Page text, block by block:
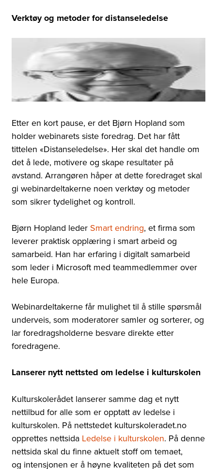
Verktøy og metoder for distanseledelse
Etter en kort pause, er det Bjørn Hopland som
holder webinarets siste foredrag. Det har fått
tittelen «Distanseledelse». Her skal det handle om
det å lede, motivere og skape resultater på
avstand. Arrangøren håper at dette foredraget skal
gi webinardeltakerne noen verktøy og metoder
som sikrer tydelighet og kontroll.
Bjørn Hopland leder Smart endring, et firma som
leverer praktisk opplæring i smart arbeid og
samarbeid. Han har erfaring i digitalt samarbeid
som leder i Microsoft med teammedlemmer over
hele Europa.
Webinardeltakerne får mulighet til å stille spørsmål
underveis, som moderatorer samler og sorterer, og
lar foredragsholderne besvare direkte etter
foredragene.
Lanserer nytt nettsted om ledelse i kulturskolen
Kulturskolerådet lanserer samme dag et nytt
nettilbud for alle som er opptatt av ledelse i
kulturskolen. På nettstedet kulturskoleradet.no
opprettes nettsida Ledelse i kulturskolen. På denne
nettsida skal du finne aktuelt stoff om temaet,
og intensjonen er å høyne kvaliteten på det som